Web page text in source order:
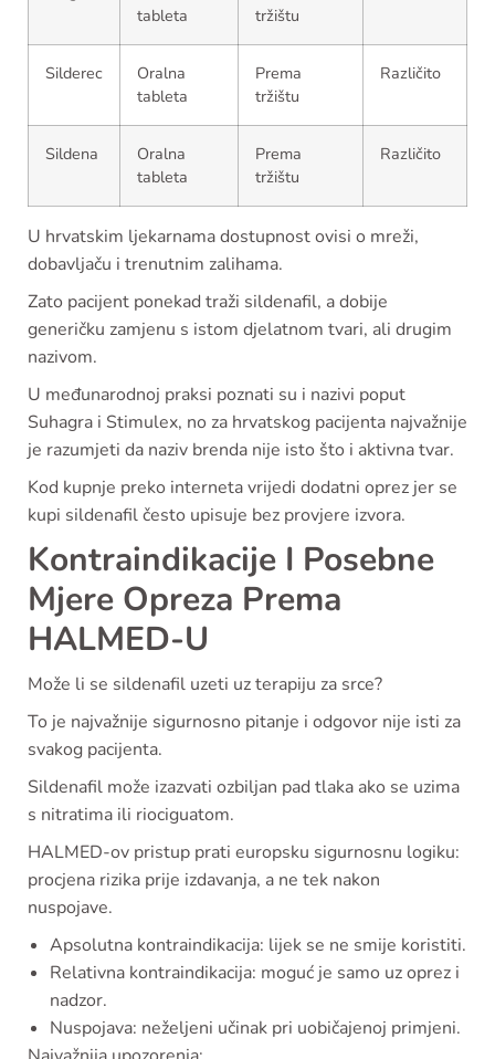
tableta
tržištu
Silderec
Oralna
tableta
Prema
tržištu
Različito
Sildena
Oralna
tableta
Prema
tržištu
Različito
U hrvatskim ljekarnama dostupnost ovisi o mreži,
dobavljaču i trenutnim zalihama.
Zato pacijent ponekad traži sildenafil, a dobije
generičku zamjenu s istom djelatnom tvari, ali drugim
nazivom.
U međunarodnoj praksi poznati su i nazivi poput
Suhagra i Stimulex, no za hrvatskog pacijenta najvažnije
je razumjeti da naziv brenda nije isto što i aktivna tvar.
Kod kupnje preko interneta vrijedi dodatni oprez jer se
kupi sildenafil često upisuje bez provjere izvora.
Kontraindikacije I Posebne
Mjere Opreza Prema
HALMED-U
Može li se sildenafil uzeti uz terapiju za srce?
To je najvažnije sigurnosno pitanje i odgovor nije isti za
svakog pacijenta.
Sildenafil može izazvati ozbiljan pad tlaka ako se uzima
s nitratima ili riociguatom.
HALMED-ov pristup prati europsku sigurnosnu logiku:
procjena rizika prije izdavanja, a ne tek nakon
nuspojave.
Apsolutna kontraindikacija: lijek se ne smije koristiti.
Relativna kontraindikacija: moguć je samo uz oprez i
nadzor.
Nuspojava: neželjeni učinak pri uobičajenoj primjeni.